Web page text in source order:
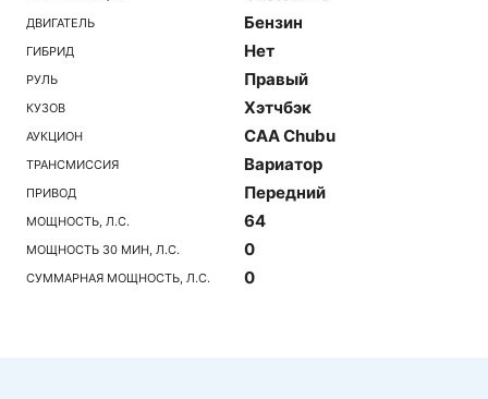
ДВИГАТЕЛЬ Бензин
ГИБРИД Нет
РУЛЬ Правый
КУЗОВ Хэтчбэк
АУКЦИОН CAA Chubu
ТРАНСМИССИЯ Вариатор
ПРИВОД Передний
МОЩНОСТЬ, Л.С. 64
МОЩНОСТЬ 30 МИН, Л.С. 0
СУММАРНАЯ МОЩНОСТЬ, Л.С. 0